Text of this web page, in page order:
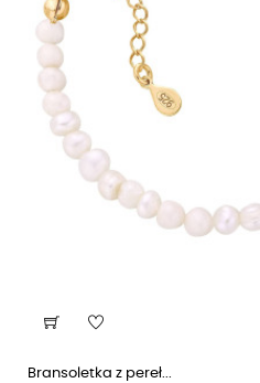
Bransoletka z pereł...